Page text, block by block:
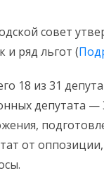
совет
ряд льгот (
18 из 31
депутата
от